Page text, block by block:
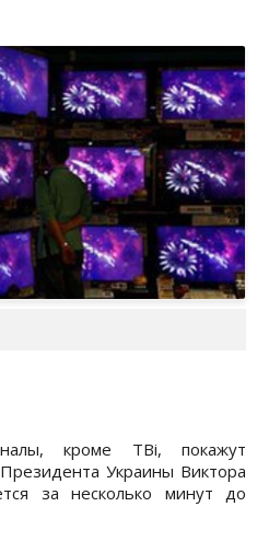
кроме ТВі, покажут
Украины Виктора
за несколько минут до